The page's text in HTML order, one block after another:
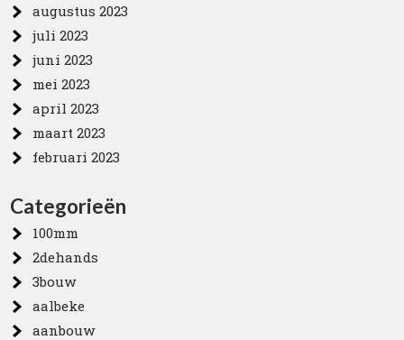
augustus 2023
juli 2023
juni 2023
mei 2023
april 2023
maart 2023
februari 2023
Categorieën
100mm
2dehands
3bouw
aalbeke
aanbouw